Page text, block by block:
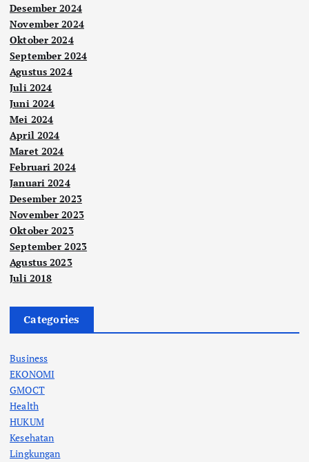
Desember 2024
November 2024
Oktober 2024
September 2024
Agustus 2024
Juli 2024
Juni 2024
Mei 2024
April 2024
Maret 2024
Februari 2024
Januari 2024
Desember 2023
November 2023
Oktober 2023
September 2023
Agustus 2023
Juli 2018
Categories
Business
EKONOMI
GMOCT
Health
HUKUM
Kesehatan
Lingkungan